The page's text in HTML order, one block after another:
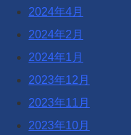
2024年4月
2024年2月
2024年1月
2023年12月
2023年11月
2023年10月